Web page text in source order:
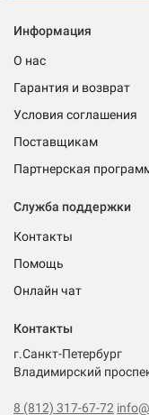
Информация
О нас
Гарантия и возврат
Условия соглашения
Поставщикам
Партнерская
Служба поддержки
Контакты
Помощь
Онлайн чат
Контакты
г.Санкт-Петербург
Владимирский
8 (812) 317-67-72